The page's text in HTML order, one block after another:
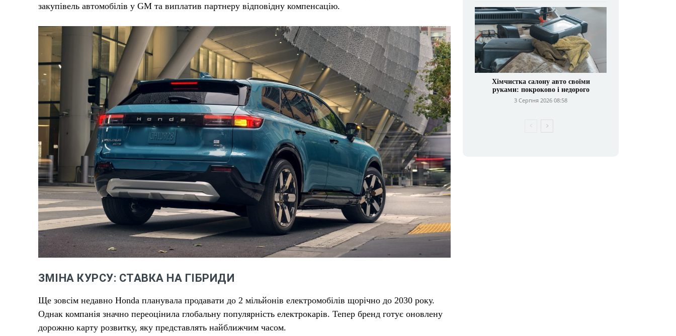
закупівель автомобілів у GM та виплатив партнеру відповідну компенсацію.
ЗМІНА КУРСУ: СТАВКА НА ГІБРИДИ
Ще зовсім недавно Honda планувала продавати до 2 мільйонів електромобілів щорічно до 2030 року.
Однак компанія значно переоцінила глобальну популярність електрокарів. Тепер бренд готує оновлену
дорожню карту розвитку, яку представлять найближчим часом.
Хімчистка салону авто своїми
руками: покроково і недорого
3 Серпня 2026 08:58